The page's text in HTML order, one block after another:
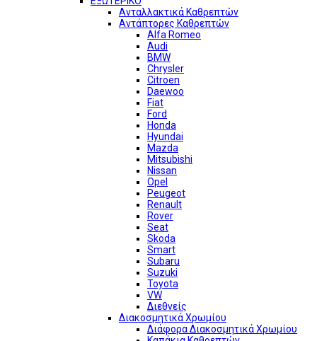
Ανταλλακτικά Καθρεπτών
Αντάπτορες Καθρεπτών
Alfa Romeo
Audi
BMW
Chrysler
Citroen
Daewoo
Fiat
Ford
Honda
Hyundai
Mazda
Mitsubishi
Nissan
Opel
Peugeot
Renault
Rover
Seat
Skoda
Smart
Subaru
Suzuki
Toyota
VW
Διεθνείς
Διακοσμητικά Χρωμίου
Διάφορα Διακοσμητικά Χρωμίου